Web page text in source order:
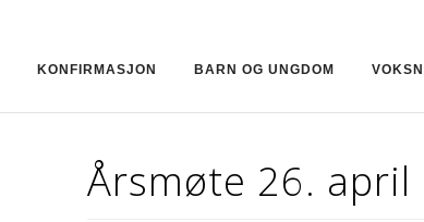
KONFIRMASJON BARN OG UNGDOM
Årsmøte 26. april